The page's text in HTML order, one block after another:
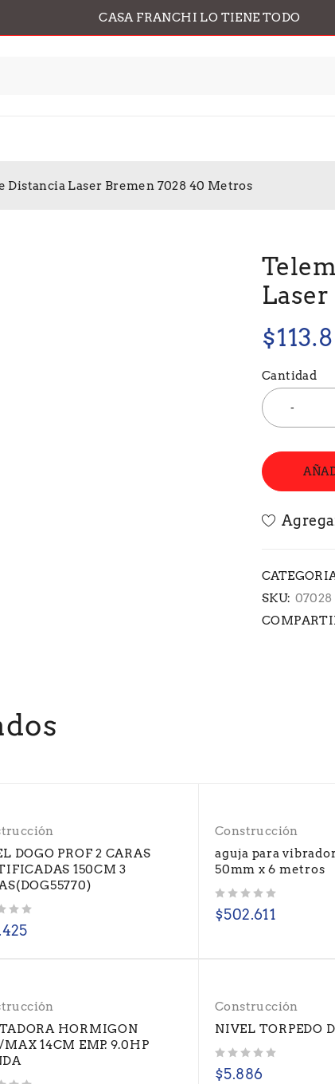
CASA FRANCHI LO TIENE TODO
Distancia Laser Bremen 7028 40 Metros
$
Cantidad
SKU: 07028
DOGO PROF 2 CARAS
150CM 3
Construcción
aguja para
50mm x 6 metros
$502.611
HORMIGON
MAX 14CM EMP. 9.0HP
Construcción
NIVEL TORPEDO
$5.886